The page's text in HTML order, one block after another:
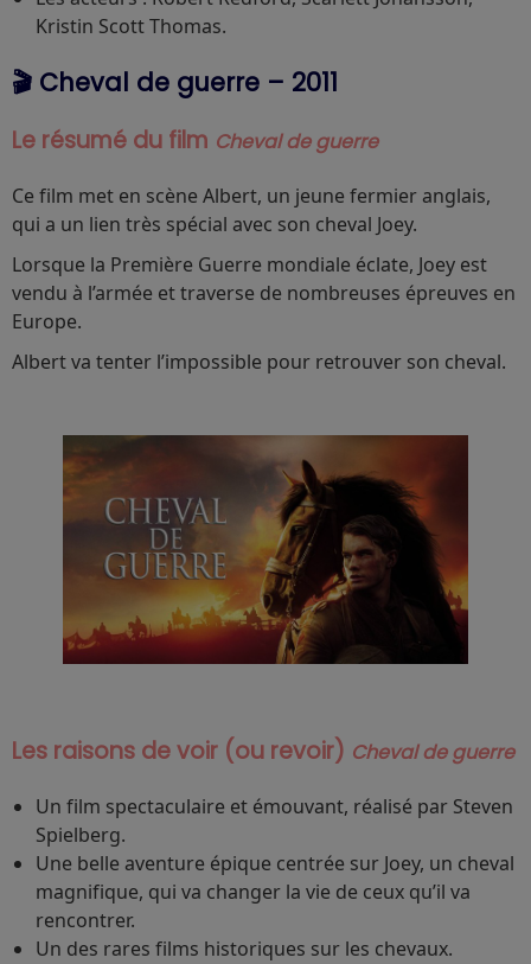
Kristin Scott Thomas.
🎬 Cheval de guerre – 2011
Le résumé du film Cheval de guerre
Ce film met en scène Albert, un jeune fermier anglais,
qui a un lien très spécial avec son cheval Joey.
Lorsque la Première Guerre mondiale éclate, Joey est
vendu à l’armée et traverse de nombreuses épreuves en
Europe.
Albert va tenter l’impossible pour retrouver son cheval.
Les raisons de voir (ou revoir) Cheval de guerre
Un film spectaculaire et émouvant, réalisé par Steven
Spielberg.
Une belle aventure épique centrée sur Joey, un cheval
magnifique, qui va changer la vie de ceux qu’il va
rencontrer.
Un des rares films historiques sur les chevaux.